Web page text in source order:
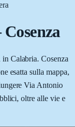
Cosenza
Calabria. Cosenza
esatta sulla mappa,
Via Antonio
oltre alle vie e